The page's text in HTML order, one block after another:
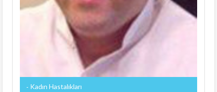
Kadın Hastalıkları